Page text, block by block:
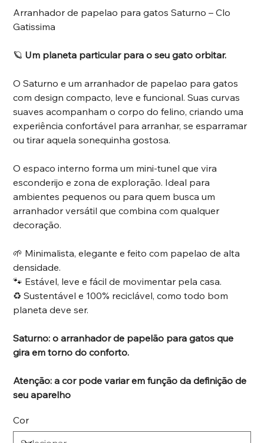
Arranhador de papelao para gatos Saturno – Clo
Gatissima
🪐 Um planeta particular para o seu gato orbitar.
O Saturno e um arranhador de papelao para gatos
com design compacto, leve e funcional. Suas curvas
suaves acompanham o corpo do felino, criando uma
experiência confortável para arranhar, se esparramar
ou tirar aquela sonequinha gostosa.
O espaco interno forma um mini-tunel que vira
esconderijo e zona de exploração. Ideal para
ambientes pequenos ou para quem busca um
arranhador versátil que combina com qualquer
decoração.
🌱 Minimalista, elegante e feito com papelao de alta
densidade.
🐾 Estável, leve e fácil de movimentar pela casa.
♻️ Sustentável e 100% reciclável, como todo bom
planeta deve ser.
Saturno: o arranhador de papelão para gatos que
gira em torno do conforto.
Atenção: a cor pode variar em função da definição de
seu aparelho
Cor